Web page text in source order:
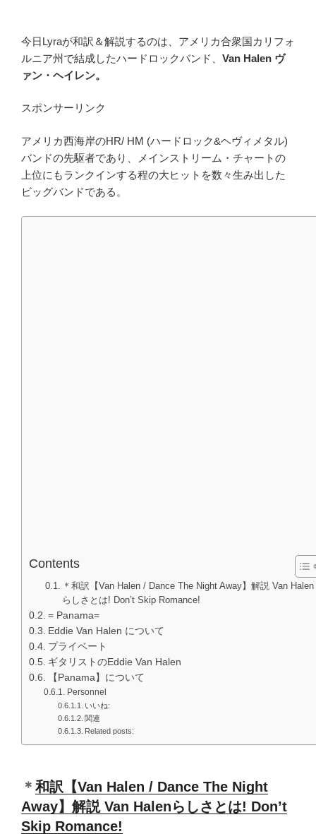
今日Lyraが和訳＆解説するのは、アメリカ合衆国カリフォ
ルニア州で結成したハードロックバンド、 Van Halen ヴ
ァン・ヘイレン。
スポンサーリンク
アメリカ西海岸のHR/ HM (ハードロック&ヘヴィメタル)
バンドの先駆者であり、メインストリーム・チャートの
上位にもランクインする程の大ヒットを数々生み出した
ビッグバンドである。
Contents
＊和訳【Van Halen / Dance The Night Away】解説 Van Halen
らしさとは! Don’t Skip Romance!
= Panama=
Eddie Van Halen について
プライベート
ギタリストのEddie Van Halen
【Panama】について
Personnel
いいね:
関連
Related posts:
＊ 和訳【Van Halen / Dance The Night
Away】解説 Van Halenらしさとは! Don’t
Skip Romance!